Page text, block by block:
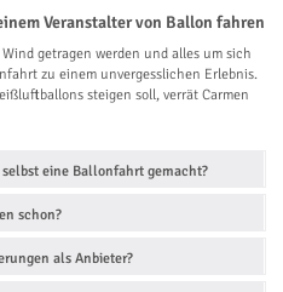
Veranstalter von Ballon fahren
getragen werden und alles um sich
zu einem unvergesslichen Erlebnis.
steigen soll, verrät Carmen
eine Ballonfahrt gemacht?
schon?
als Anbieter?